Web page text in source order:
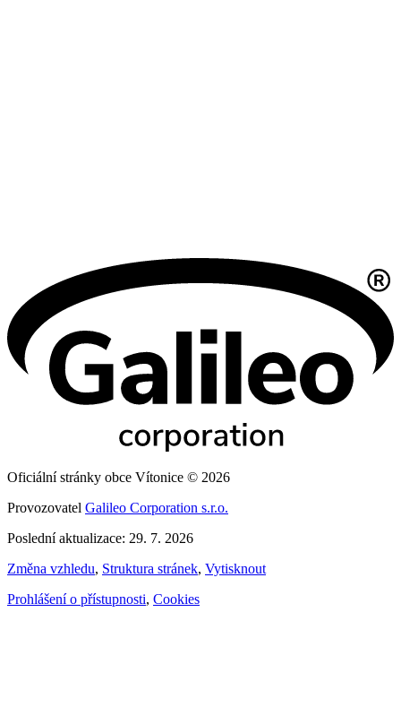
Oficiální stránky obce Vítonice © 2026
Provozovatel Galileo Corporation s.r.o.
Poslední aktualizace: 29. 7. 2026
Změna vzhledu, Struktura stránek, Vytisknout
Prohlášení o přístupnosti, Cookies